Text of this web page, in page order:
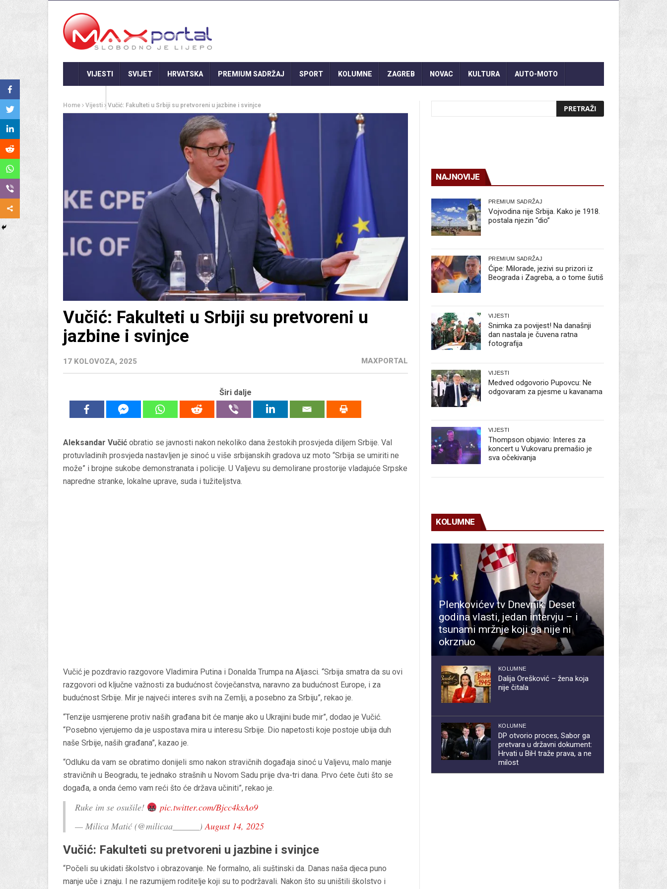
VIJESTI SVIJET HRVATSKA PREMIUM SADRŽAJ SPORT KOLUMNE ZAGREB NOVAC KULTURA AUTO-MOTO
Home Vijesti Vučić: Fakulteti u Srbiji su pretvoreni u jazbine i svinjce
Vučić: Fakulteti u Srbiji su pretvoreni u
jazbine i svinjce
17 KOLOVOZA, 2025 MAXPORTAL
Širi dalje
Aleksandar Vučić obratio se javnosti nakon nekoliko dana žestokih prosvjeda diljem Srbije. Val
protuvladinih prosvjeda nastavljen je sinoć u više srbijanskih gradova uz moto “Srbija se umiriti ne
može” i brojne sukobe demonstranata i policije. U Valjevu su demolirane prostorije vladajuće Srpske
napredne stranke, lokalne uprave, suda i tužiteljstva.
Vučić je pozdravio razgovore Vladimira Putina i Donalda Trumpa na Aljasci. “Srbija smatra da su ovi
razgovori od ključne važnosti za budućnost čovječanstva, naravno za budućnost Europe, i za
budućnost Srbije. Mir je najveći interes svih na Zemlji, a posebno za Srbiju”, rekao je.
“Tenzije usmjerene protiv naših građana bit će manje ako u Ukrajini bude mir”, dodao je Vučić.
“Posebno vjerujemo da je uspostava mira u interesu Srbije. Dio napetosti koje postoje ubija duh
naše Srbije, naših građana”, kazao je.
“Odluku da vam se obratimo donijeli smo nakon stravičnih događaja sinoć u Valjevu, malo manje
stravičnih u Beogradu, te jednako strašnih u Novom Sadu prije dva-tri dana. Prvo ćete čuti što se
događa, a onda ćemo vam reći što će država učiniti”, rekao je.
Ruke im se osušile!
pic.twitter.com/Bjcc4ksAo9
— Milica Matić (@milicaa______)August 14, 2025
Vučić: Fakulteti su pretvoreni u jazbine i svinjce
“Počeli su ukidati školstvo i obrazovanje. Ne formalno, ali suštinski da. Danas naša djeca puno
manje uče i znaju. I ne razumijem roditelje koji su to podržavali. Nakon što su uništili školstvo i
NAJNOVIJE
PREMIUM SADRŽAJ
Vojvodina nije Srbija. Kako je 1918.
postala njezin “dio”
PREMIUM SADRŽAJ
Ćipe: Milorade, jezivi su prizori iz
Beograda i Zagreba, a o tome šutiš
VIJESTI
Snimka za povijest! Na današnji
dan nastala je čuvena ratna
fotografija
VIJESTI
Medved odgovorio Pupovcu: Ne
odgovaram za pjesme u kavanama
VIJESTI
Thompson objavio: Interes za
koncert u Vukovaru premašio je
sva očekivanja
KOLUMNE
Plenkovićev tv Dnevnik: Deset
godina vlasti, jedan intervju – i
tsunami mržnje koji ga nije ni
okrznuo
KOLUMNE
Dalija Orešković – žena koja
nije čitala
KOLUMNE
DP otvorio proces, Sabor ga
pretvara u državni dokument:
Hrvati u BiH traže prava, a ne
milost